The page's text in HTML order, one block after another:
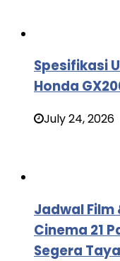
Spesifikasi
Honda
July 24, 2026
Jadwal Film
Cinema 21
Segera